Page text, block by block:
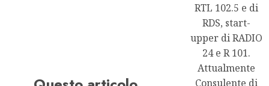
RTL 102.5 e di
RDS, start-
upper di RADIO
24 e R 101.
Attualmente
Consulente di